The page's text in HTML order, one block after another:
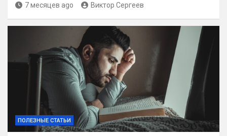
7 месяцев ago Виктор Сергеев
ПОЛЕЗНЫЕ СТАТЬИ